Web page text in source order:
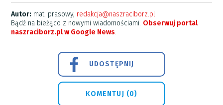
Autor: mat. prasowy, redakcja@naszraciborz.pl
Bądź na bieżąco z nowymi wiadomościami. Obserwuj portal
naszraciborz.pl w Google News.
UDOSTĘPNIJ
KOMENTUJ (0)